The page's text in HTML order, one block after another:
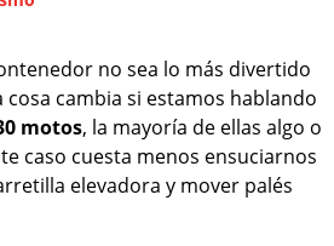
no sea lo más divertido
cambia si estamos hablando
motos, la mayoría de ellas algo o
caso cuesta menos ensuciarnos
elevadora y mover palés